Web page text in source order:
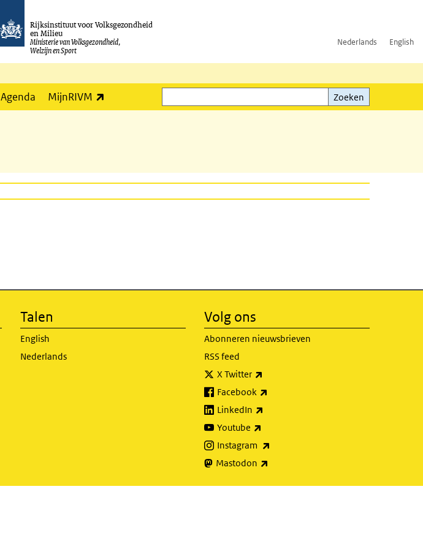
Rijksinstituut voor Volksgezondheid
en Milieu
Ministerie van Volksgezondheid,
Welzijn en Sport
Nederlands English
Agenda MijnRIVM
Zoeken
Zoeken
Talen
English
Nederlands
Volg ons
Abonneren nieuwsbrieven
RSS feed
X Twitter
Facebook
LinkedIn
Youtube
Instagram
Mastodon